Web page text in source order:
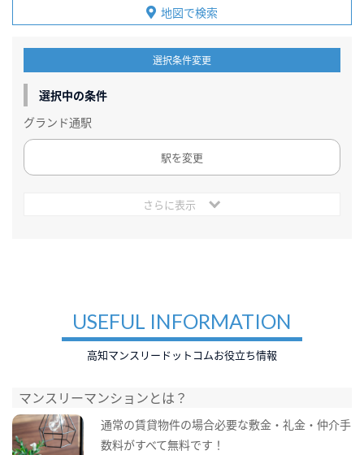
地図で検索
選択条件変更
選択中の条件
グランド通駅
駅を変更
さらに表示
USEFUL INFORMATION
高知マンスリードットコムお役立ち情報
マンスリーマンションとは？
通常の賃貸物件の場合必要な敷金・礼金・仲介手
数料がすべて無料です！